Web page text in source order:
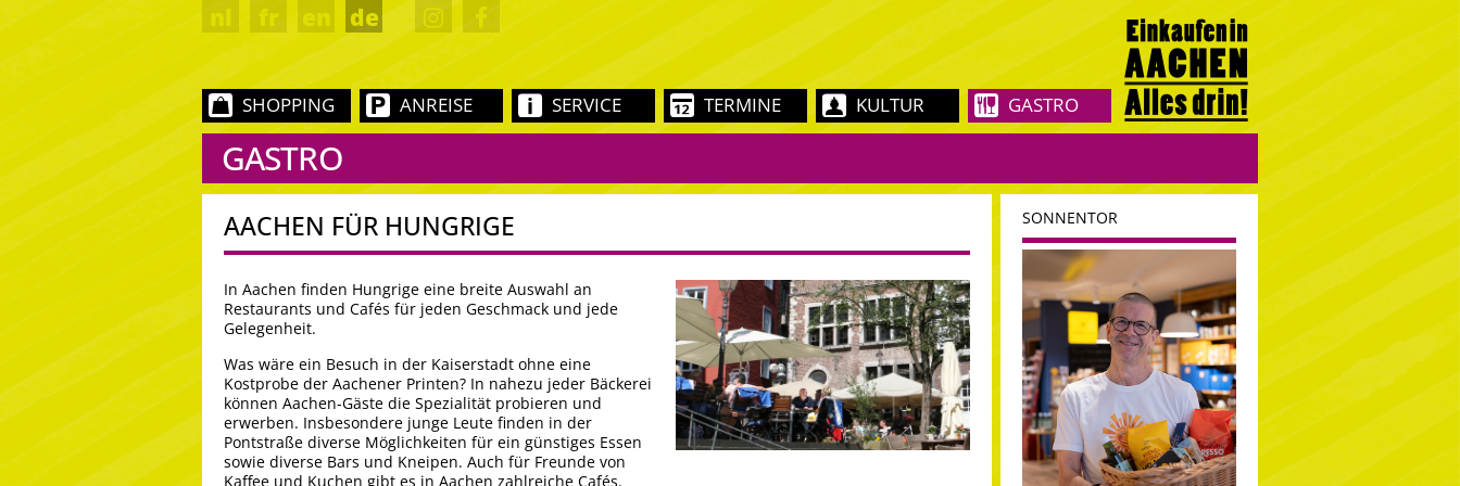
fr de
SHOPPING ANREISE SERVICE TERMINE KULTUR GASTRO
GASTRO
AACHEN FÜR HUNGRIGE
In Aachen finden Hungrige eine breite Auswahl an
Restaurants und Cafés für jeden Geschmack und jede
Gelegenheit.
Was wäre ein Besuch in der Kaiserstadt ohne eine
Kostprobe der Aachener Printen? In nahezu jeder Bäckerei
können Aachen-Gäste die Spezialität probieren und
erwerben. Insbesondere junge Leute finden in der
Pontstraße diverse Möglichkeiten für ein günstiges Essen
sowie diverse Bars und Kneipen. Auch für Freunde von
Kaffee und Kuchen gibt es in Aachen zahlreiche Cafés.
SONNENTOR